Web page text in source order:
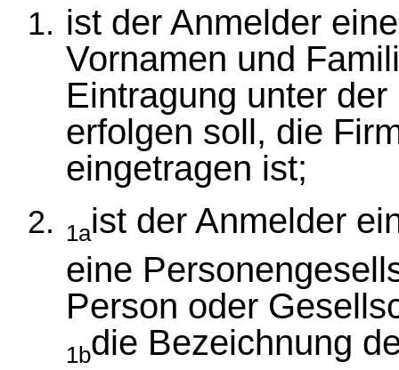
ist der Anmelder
Vornamen und
Eintragung unter
erfolgen soll, die
eingetragen ist;
1aist der Anmelder
eine
Person oder
1bdie Bezeichnung